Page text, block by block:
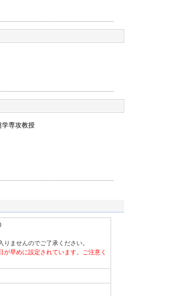
学専攻教授
ませんのでご了承ください。
早めに設定されています。ご注意く